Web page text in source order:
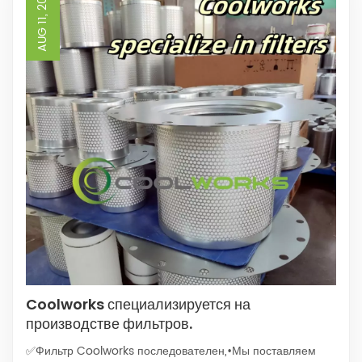
AUG 11, 2025
Coolworks специализируется на
производстве фильтров.
✅Фильтр Coolworks последователен,•Мы поставляем